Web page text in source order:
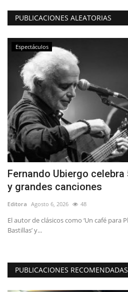
PUBLICACIONES ALEATORIAS
Espectáculos
Fernando Ubiergo
y grandes canciones
Editora Agosto 6, 2026 48
El autor de clásicos como ‘Un café para
Bastillas’ y...
PUBLICACIONES RECOMENDADAS